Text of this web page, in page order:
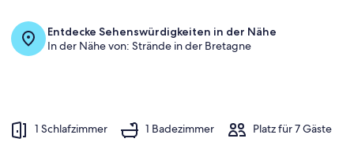
Entdecke Sehenswürdigkeiten in der Nähe
In der Nähe von: Strände in der Bretagne
1 Schlafzimmer 1 Badezimmer Platz für 7 Gäste